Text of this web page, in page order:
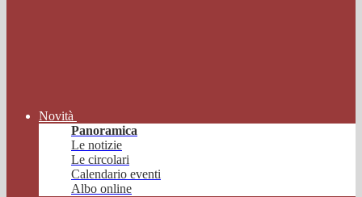
Novità
Panoramica
Le notizie
Le circolari
Calendario eventi
Albo online